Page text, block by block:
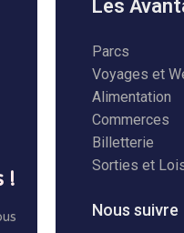
!
Les
Parcs
Voyages et
Alimentation
Commerces
Billetterie
Sorties et
Nous suivre